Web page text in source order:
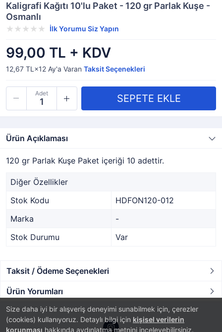
Size daha iyi bir alışveriş deneyimi sunabilmek için, çerezler
(cookies) kullanıyoruz. Detaylı bilgi için kişisel verilerin
korunması hakkında aydınlatma metnini inceleyebilirsiniz.
Kaligrafi Kağıtı 10'lu Paket - 120 gr Parlak Kuşe -
Osmanlı
İlk Yorumu Siz Yapın
99,00 TL + KDV
12,67 TL×12 Ay'a Varan Taksit Seçenekleri
Adet
Ürün Açıklaması
120 gr Parlak Kuşe Paket içeriği 10 adettir.
Diğer Özellikler
Stok Kodu
HDFON120-012
Marka
-
Stok Durumu
Var
Taksit / Ödeme Seçenekleri
Ürün Yorumları